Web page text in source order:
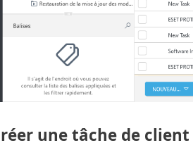
une tâche de client